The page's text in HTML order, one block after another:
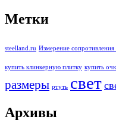
Метки
steelland.ru Измерение сопротивления
купить клинкерную плитку купить
размеры ртуть свет
Архивы